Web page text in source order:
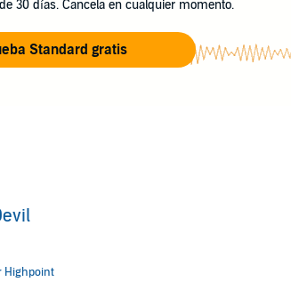
30 días. Cancela en cualquier momento.
Standard gratis
Highpoint